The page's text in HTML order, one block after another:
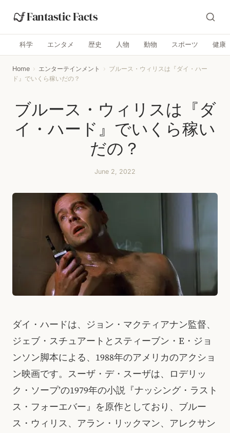
Fantastic Facts
科学 エンタメ 歴史 人物 動物 スポーツ 健康
Home › エンターテインメント › ブルース・ウィリスは『ダイ・ハー
ド』でいくら稼いだの？
ブルース・ウィリスは『ダ
イ・ハード』でいくら稼い
だの？
June 2, 2022
ダイ・ハードは、ジョン・マクティアナン監督、
ジェブ・スチュアートとスティーブン・E・ジョ
ンソン脚本による、1988年のアメリカのアクショ
ン映画です。スーザ・デ・スーザは、ロデリッ
ク・ソープ’の1979年の小説『ナッシング・ラスト
ス・フォーエバー』を原作としており、ブルー
ス・ウィリス、アラン・リックマン、アレクサン